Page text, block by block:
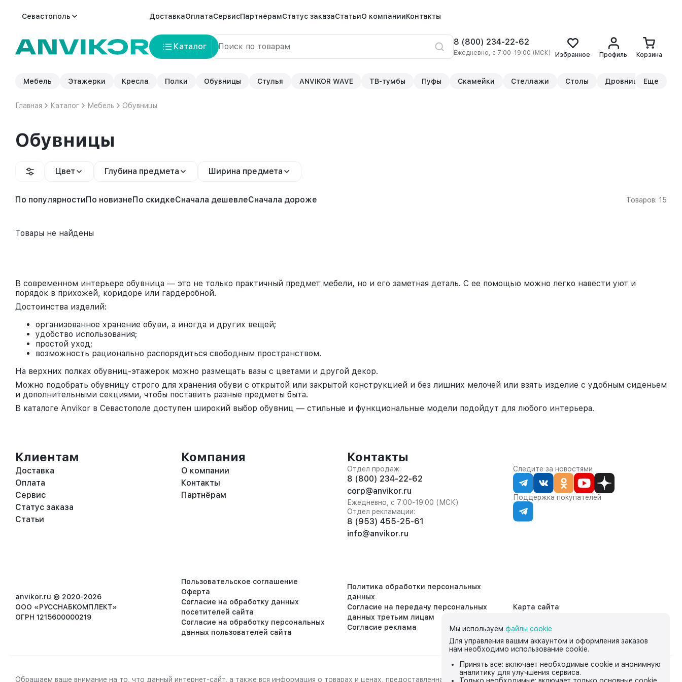
Севастополь ДоставкаОплатаСервисПартнёрамСтатус заказаСтатьиО компанииКонтакты
Каталог 8 (800) 234-22-62
Ежедневно, с 7:00-19:00 (МСК) Избранное Профиль Корзина
Мебель Этажерки Кресла Полки Обувницы Стулья ANVIKOR WAVE ТВ-тумбы Пуфы Скамейки Стеллажи Столы Дровницы Еще
Главная Каталог Мебель Обувницы
Обувницы
Цвет Глубина предмета Ширина предмета
По популярностиПо новизнеПо скидкеСначала дешевлеСначала дороже Товаров: 15
Товары не найдены
В современном интерьере обувница — это не только практичный предмет мебели, но и его заметная деталь. С ее помощью можно легко навести уют и
порядок в прихожей, коридоре или гардеробной.
Достоинства изделий:
организованное хранение обуви, а иногда и других вещей;
удобство использования;
простой уход;
возможность рационально распорядиться свободным пространством.
На верхних полках обувниц-этажерок можно размещать вазы с цветами и другой декор.
Можно подобрать обувницу строго для хранения обуви с открытой или закрытой конструкцией и без лишних мелочей или взять изделие с удобным сиденьем
и дополнительными секциями, чтобы поставить разные предметы быта.
В каталоге Anvikor в Севастополе доступен широкий выбор обувниц — стильные и функциональные модели подойдут для любого интерьера.
Клиентам
Доставка
Оплата
Сервис
Статус заказа
Статьи
Компания
О компании
Контакты
Партнёрам
Контакты
Отдел продаж:
8 (800) 234-22-62
corp@anvikor.ru
Ежедневно, с 7:00-19:00 (МСК)
Отдел рекламации:
8 (953) 455-25-61
info@anvikor.ru
Следите за новостями
Поддержка покупателей
anvikor.ru © 2020-2026
ООО «РУССНАБКОМПЛЕКТ»
ОГРН 1215600000219
Пользовательское соглашение
Оферта
Согласие на обработку данных
посетителей сайта
Согласие на обработку персональных
данных пользователей сайта
Политика обработки персональных
данных
Согласие на передачу персональных
данных третьим лицам
Согласие реклама
Карта сайта
Обращаем ваше внимание на то, что данный интернет-сайт, а также вся информация о товарах и ценах, предоставленная на нём, носит исключительно информационный характер и ни
Мы используем файлы cookie
Для управления вашим аккаунтом и оформления заказов
нам необходимо использование cookie.
Принять все: включает необходимые cookie и анонимную
аналитику для улучшения сервиса.